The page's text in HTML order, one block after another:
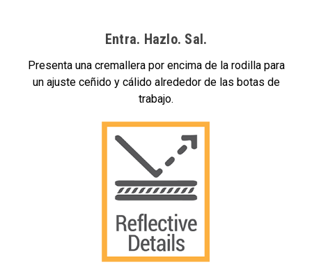
Entra. Hazlo. Sal.
Presenta una cremallera por encima de la rodilla para
un ajuste ceñido y cálido alrededor de las botas de
trabajo.